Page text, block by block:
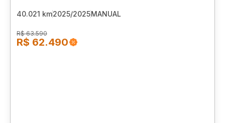
40.021 km2025/2025MANUAL
R$ 63.590
R$ 62.490